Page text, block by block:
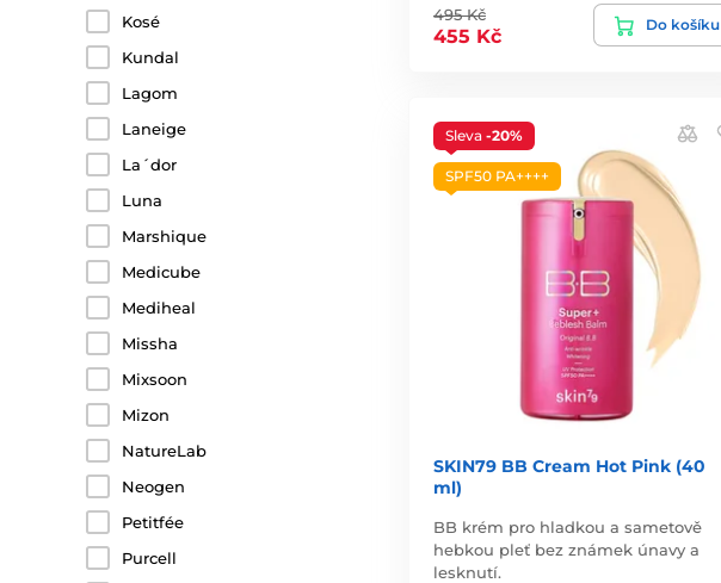
Kosé
Kundal
Lagom
Laneige
La´dor
Luna
Marshique
Medicube
Mediheal
Missha
Mixsoon
Mizon
NatureLab
Neogen
Petitfée
Purcell
495 Kč
455 Kč
Do košíku
Sleva -20%
SPF50 PA++++
SKIN79 BB Cream Hot Pink (40
ml)
BB krém pro hladkou a sametově
hebkou pleť bez známek únavy a
lesknutí.